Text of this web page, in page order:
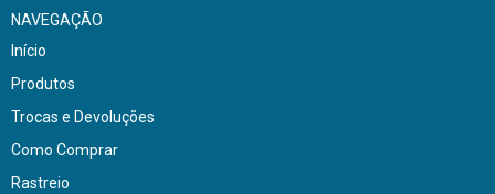
NAVEGAÇÃO
Início
Produtos
Trocas e Devoluções
Como Comprar
Rastreio